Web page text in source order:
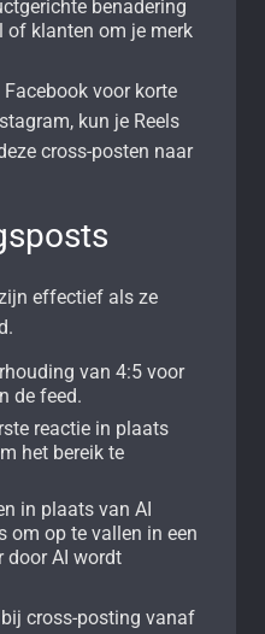
benadering
of klanten om je merk
voor korte
kun je Reels
cross-posten naar
effectief als ze
van 4:5 voor
de feed.
reactie in plaats
het bereik te
in plaats van AI
om op te vallen in een
door AI wordt
cross-posting vanaf